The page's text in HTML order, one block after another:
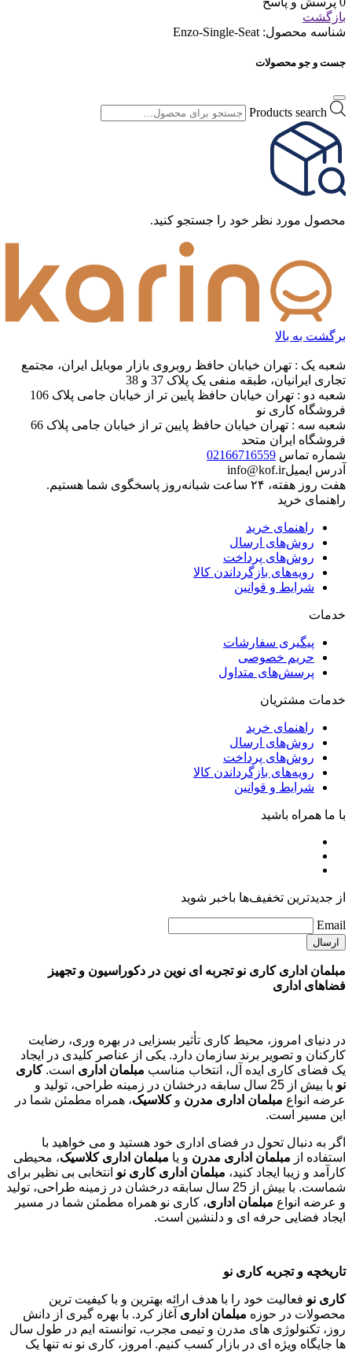
بازگشت
شناسه محصول: Enzo-Single-Seat
جست و جو محصولات
Products search
محصول مورد نظر خود را جستجو کنید.
برگشت به بالا
شعبه یک : تهران خیابان حافظ روبروی بازار موبایل ایران، مجتمع
تجاری ایرانیان، طبقه منفی یک پلاک 37 و 38
شعبه دو : تهران خیابان حافظ پایین تر از خیابان جامی پلاک 106
فروشگاه کاری نو
شعبه سه : تهران خیابان حافظ پایین تر از خیابان جامی پلاک 66
فروشگاه ایران متحد
شماره تماس 02166716559
آدرس ایمیلinfo@kof.ir
هفت روز هفته، ۲۴ ساعت شبانه‌روز پاسخگوی شما هستیم.
راهنمای خرید
راهنمای خرید
روش‌های ارسال
روش‌های پرداخت
رویه‌های بازگرداندن کالا
شرایط و قوانین
خدمات
پیگیری سفارشات
حریم خصوصی
پرسش‌های متداول
خدمات مشتریان
راهنمای خرید
روش‌های ارسال
روش‌های پرداخت
رویه‌های بازگرداندن کالا
شرایط و قوانین
با ما همراه باشید
از جدیدترین تخفیف‌ها باخبر شوید
Email
مبلمان اداری کاری نو تجربه ای نوین در دکوراسیون و تجهیز
فضاهای اداری
در دنیای امروز، محیط کاری تأثیر بسزایی در بهره وری، رضایت
کارکنان و تصویر برند سازمان دارد. یکی از عناصر کلیدی در ایجاد
یک فضای کاری ایده آل، انتخاب مناسب مبلمان اداری است.کاری
نو
با بیش از 25 سال سابقه درخشان در زمینه طراحی، تولید و
عرضه انواع مبلمان اداری مدرن وکلاسیک، همراه مطمئن شما در
این مسیر است.
اگر به دنبال تحول در فضای اداری خود هستید و می خواهید با
استفاده از مبلمان اداری مدرن و یا مبلمان اداری کلاسیک، محیطی
کارآمد و زیبا ایجاد کنید، مبلمان اداری کاری نو انتخابی بی نظیر برای
شماست. با بیش از 25 سال سابقه درخشان در زمینه طراحی، تولید
و عرضه انواع مبلمان اداری، کاری نو همراه مطمئن شما در مسیر
ایجاد فضایی حرفه ای و دلنشین است.
تاریخچه و تجربه کاری نو
کاری نو فعالیت خود را با هدف ارائه بهترین و با کیفیت ترین
محصولات در حوزه مبلمان اداری آغاز کرد. با بهره گیری از دانش
روز، تکنولوژی های مدرن و تیمی مجرب، توانسته ایم در طول سال
ها جایگاه ویژه ای در بازار کسب کنیم. امروز، کاری نو نه تنها یک